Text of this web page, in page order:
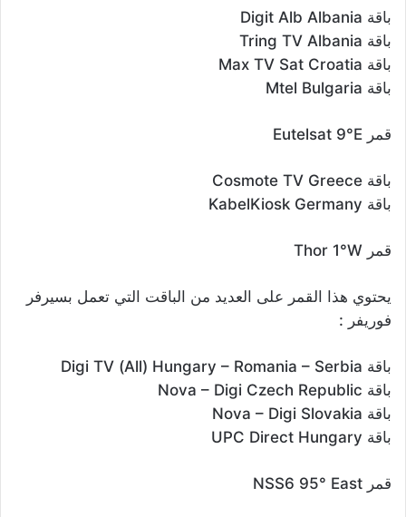
باقة Digit Alb Albania
باقة Tring TV Albania
باقة Max TV Sat Croatia
باقة Mtel Bulgaria
قمر Eutelsat 9°E
باقة Cosmote TV Greece
باقة KabelKiosk Germany
قمر Thor 1°W
يحتوي هذا القمر على العديد من الباقت التي تعمل بسيرفر
فوريفر :
باقة Digi TV (All) Hungary – Romania – Serbia
باقة Nova – Digi Czech Republic
باقة Nova – Digi Slovakia
باقة UPC Direct Hungary
قمر NSS6 95° East